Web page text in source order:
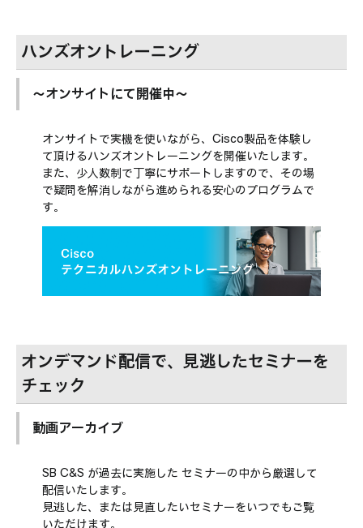
ハンズオントレーニング
～オンサイトにて開催中～
オンサイトで実機を使いながら、Cisco製品を体験し
て頂けるハンズオントレーニングを開催いたします。
また、少人数制で丁寧にサポートしますので、その場
で疑問を解消しながら進められる安心のプログラムで
す。
オンデマンド配信で、見逃したセミナーを
チェック
動画アーカイブ
SB C&S が過去に実施した セミナーの中から厳選して
配信いたします。
見逃した、または見直したいセミナーをいつでもご覧
いただけます。